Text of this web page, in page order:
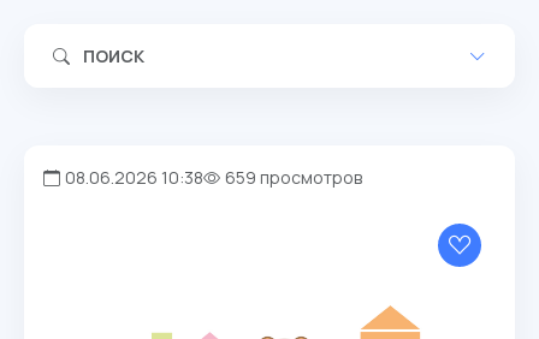
ПОИСК
08.06.2026 10:38 659 просмотров